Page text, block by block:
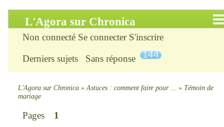
L'Agora sur Chronica
Accueil
Infos
Chercher
S’inscrire
Non connecté Se connecter S'inscrire
Derniers sujets Sans réponse 144
L'Agora sur Chronica »Astuces : comment faire pour ... » Témoin de
mariage
Pages
1